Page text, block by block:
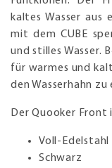
kaltes Wasser aus
mit dem CUBE
und stilles Wasser.
für warmes und
den Wasserhahn
Der Quooker Front
Voll-Edelstahl
Schwarz